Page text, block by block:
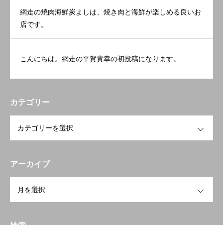
網走の焼肉海鮮炭よしは、焼き肉と海鮮が楽しめる良いお
店です。
こんにちは。網走の平賀貴幸の初投稿になります。
カテゴリー
アーカイブ